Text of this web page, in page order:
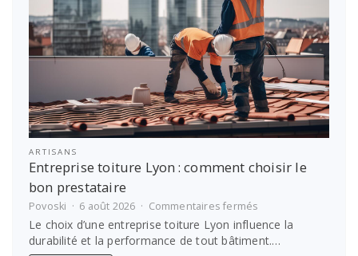
ARTISANS
Entreprise toiture Lyon : comment choisir le
bon prestataire
Povoski 6 août 2026 Commentaires fermés
Entreprise
toiture
Lyon :
Le choix d’une entreprise toiture Lyon influence la
durabilité et la performance de tout bâtiment.…